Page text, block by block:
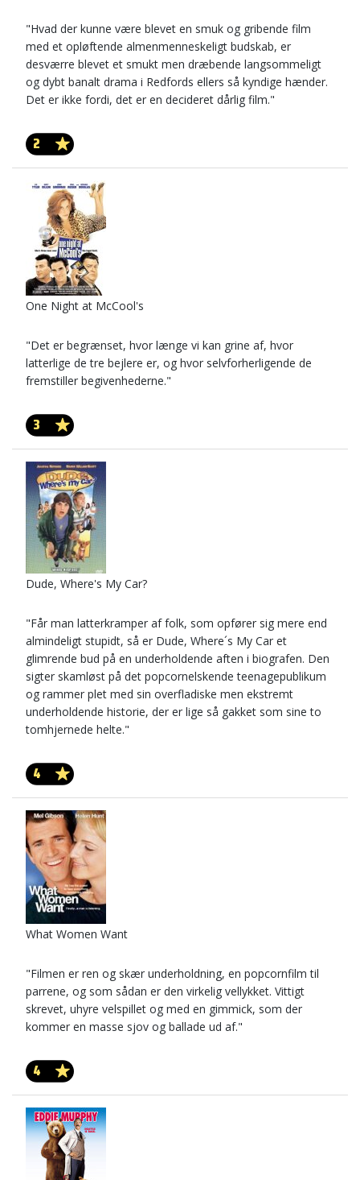
"Hvad der kunne være blevet en smuk og gribende film
med et opløftende almenmenneskeligt budskab, er
desværre blevet et smukt men dræbende langsommeligt
og dybt banalt drama i Redfords ellers så kyndige hænder.
Det er ikke fordi, det er en decideret dårlig film."
2
One Night at McCool's
"Det er begrænset, hvor længe vi kan grine af, hvor
latterlige de tre bejlere er, og hvor selvforherligende de
fremstiller begivenhederne."
3
Dude, Where's My Car?
"Får man latterkramper af folk, som opfører sig mere end
almindeligt stupidt, så er Dude, Where´s My Car et
glimrende bud på en underholdende aften i biografen. Den
sigter skamløst på det popcornelskende teenagepublikum
og rammer plet med sin overfladiske men ekstremt
underholdende historie, der er lige så gakket som sine to
tomhjernede helte."
4
What Women Want
"Filmen er ren og skær underholdning, en popcornfilm til
parrene, og som sådan er den virkelig vellykket. Vittigt
skrevet, uhyre velspillet og med en gimmick, som der
kommer en masse sjov og ballade ud af."
4